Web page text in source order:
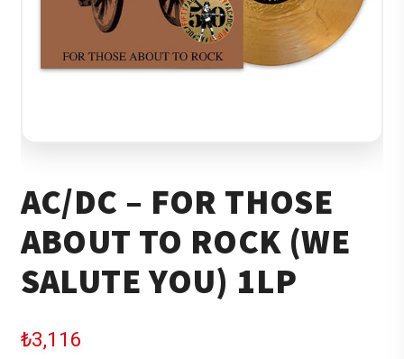
AC/DC – FOR THOSE
ABOUT TO ROCK (WE
SALUTE YOU) 1LP
₺3,116